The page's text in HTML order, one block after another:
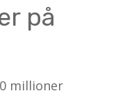
på
millioner